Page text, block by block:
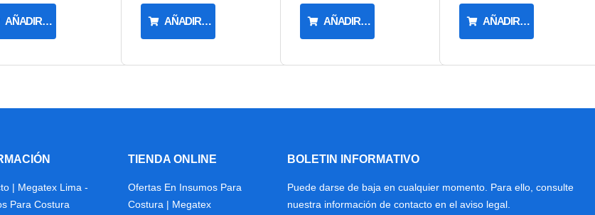
AÑADIR AL CARRITO AÑADIR AL CARRITO AÑADIR AL CARRITO AÑADIR AL CARRITO
| Megatex Lima -
Para Costura
TIENDA ONLINE
Ofertas En Insumos Para
Costura | Megatex
BOLETIN INFORMATIVO
Puede darse de baja en cualquier momento. Para ello, consulte
nuestra información de contacto en el aviso legal.